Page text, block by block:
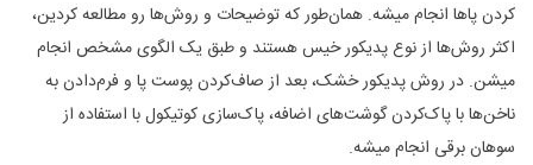
کردن پاها انجام میشه. همان‌طور که توضیحات و روش‌ها رو مطالعه کردین،
اکثر روش‌ها از نوع پدیکور خیس هستند و طبق یک الگوی مشخص انجام
میشن. در روش پدیکور خشک، بعد از صاف‌کردن پوست پا و فرم‌دادن به
ناخن‌ها با پاک‌کردن گوشت‌های اضافه، پاک‌سازی کوتیکول با استفاده از
سوهان برقی انجام میشه.